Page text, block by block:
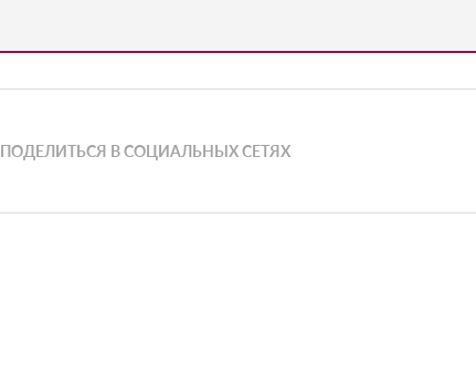
ПОДЕЛИТЬСЯ В СОЦИАЛЬНЫХ СЕТЯХ